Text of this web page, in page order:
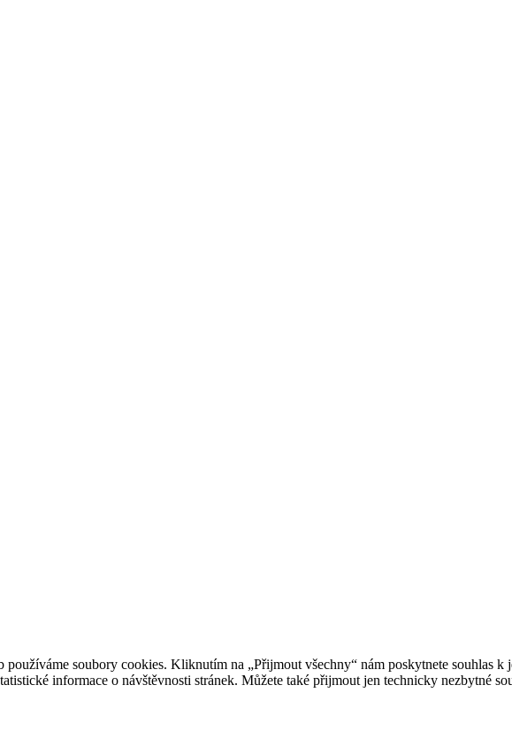
používáme soubory cookies. Kliknutím na „Přijmout všechny“ nám poskytnete souhlas
informace o návštěvnosti stránek. Můžete také přijmout jen technicky nezbytné